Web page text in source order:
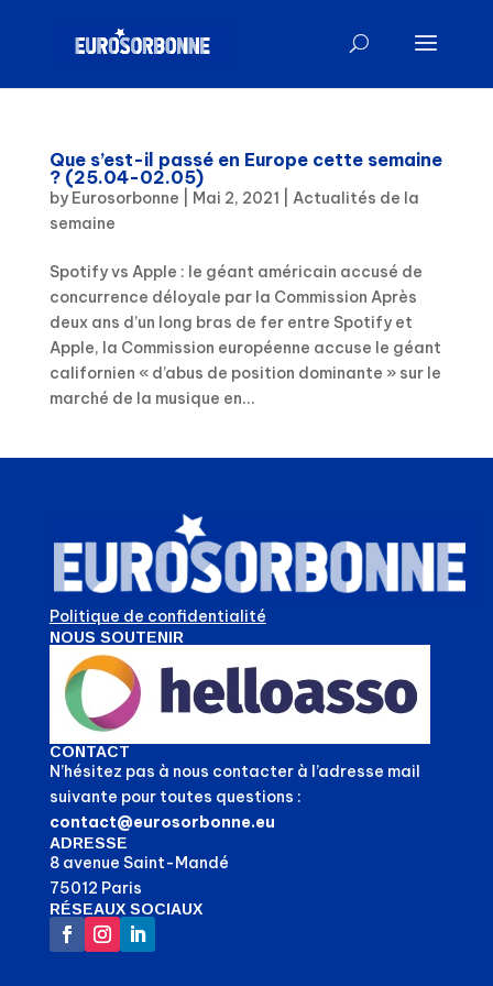
Que s’est-il passé en Europe cette semaine
? (25.04-02.05)
by Eurosorbonne Mai 2, 2021
Actualités de la
semaine
Spotify vs Apple : le géant américain accusé de
concurrence déloyale par la Commission Après
deux ans d’un long bras de fer entre Spotify et
Apple, la Commission européenne accuse le géant
californien « d’abus de position dominante » sur le
marché de la musique en...
Politique de confidentialité
NOUS SOUTENIR
CONTACT
N’hésitez pas à nous contacter à l’adresse mail
suivante pour toutes questions :
contact@eurosorbonne.eu
ADRESSE
8 avenue Saint-Mandé
75012 Paris
RÉSEAUX SOCIAUX